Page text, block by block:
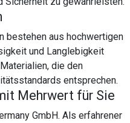
bestehen aus hochwertigen
und Langlebigkeit
die den
entsprechen.
Mehrwert für Sie
GmbH. Als erfahrener